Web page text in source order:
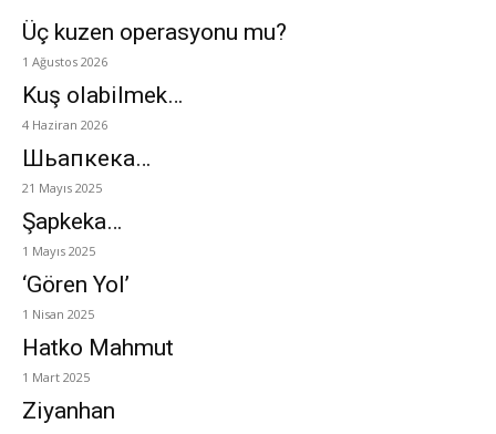
Üç kuzen operasyonu mu?
1 Ağustos 2026
Kuş olabilmek…
4 Haziran 2026
Шьапкека…
21 Mayıs 2025
Şapkeka…
1 Mayıs 2025
‘Gören Yol’
1 Nisan 2025
Hatko Mahmut
1 Mart 2025
Ziyanhan